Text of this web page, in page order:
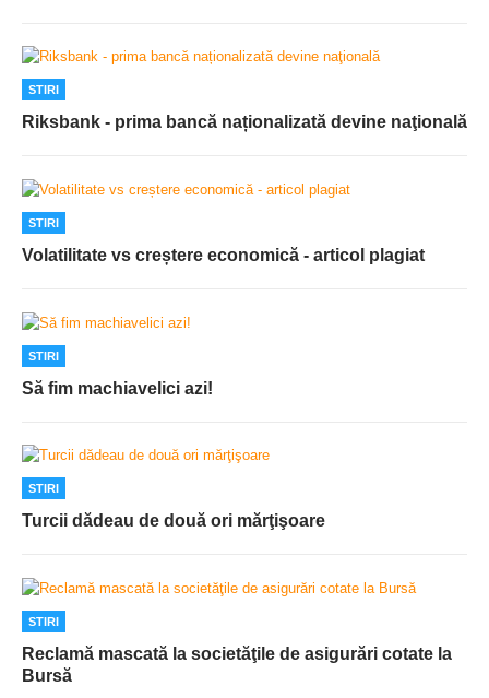
STIRI
Riksbank - prima bancă naționalizată devine naţională
STIRI
Volatilitate vs creștere economică - articol plagiat
STIRI
Să fim machiavelici azi!
STIRI
Turcii dădeau de două ori mărţişoare
STIRI
Reclamă mascată la societăţile de asigurări cotate la
Bursă